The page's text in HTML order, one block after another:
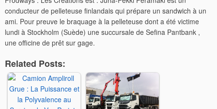
conducteur de pelleteuse finlandais qui prépare un sandwich à un
ami. Pour preuve le braquage à la pelleteuse dont a été victime
lundi à Stockholm (Suède) une succursale de Sefina Pantbank ,
une officine de prêt sur gage.
Related Posts: